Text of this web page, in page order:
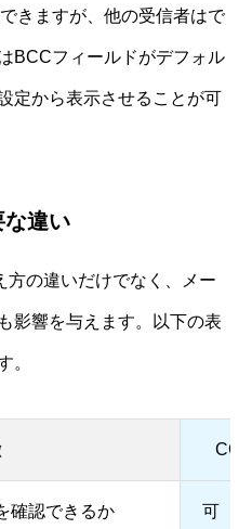
きますが、他の受信者はで
BCCフィールドがデフォル
定から表示させることが可
な違い
の違いだけでなく、メー
影響を与えます。以下の表
。
CC
確認できるか 可